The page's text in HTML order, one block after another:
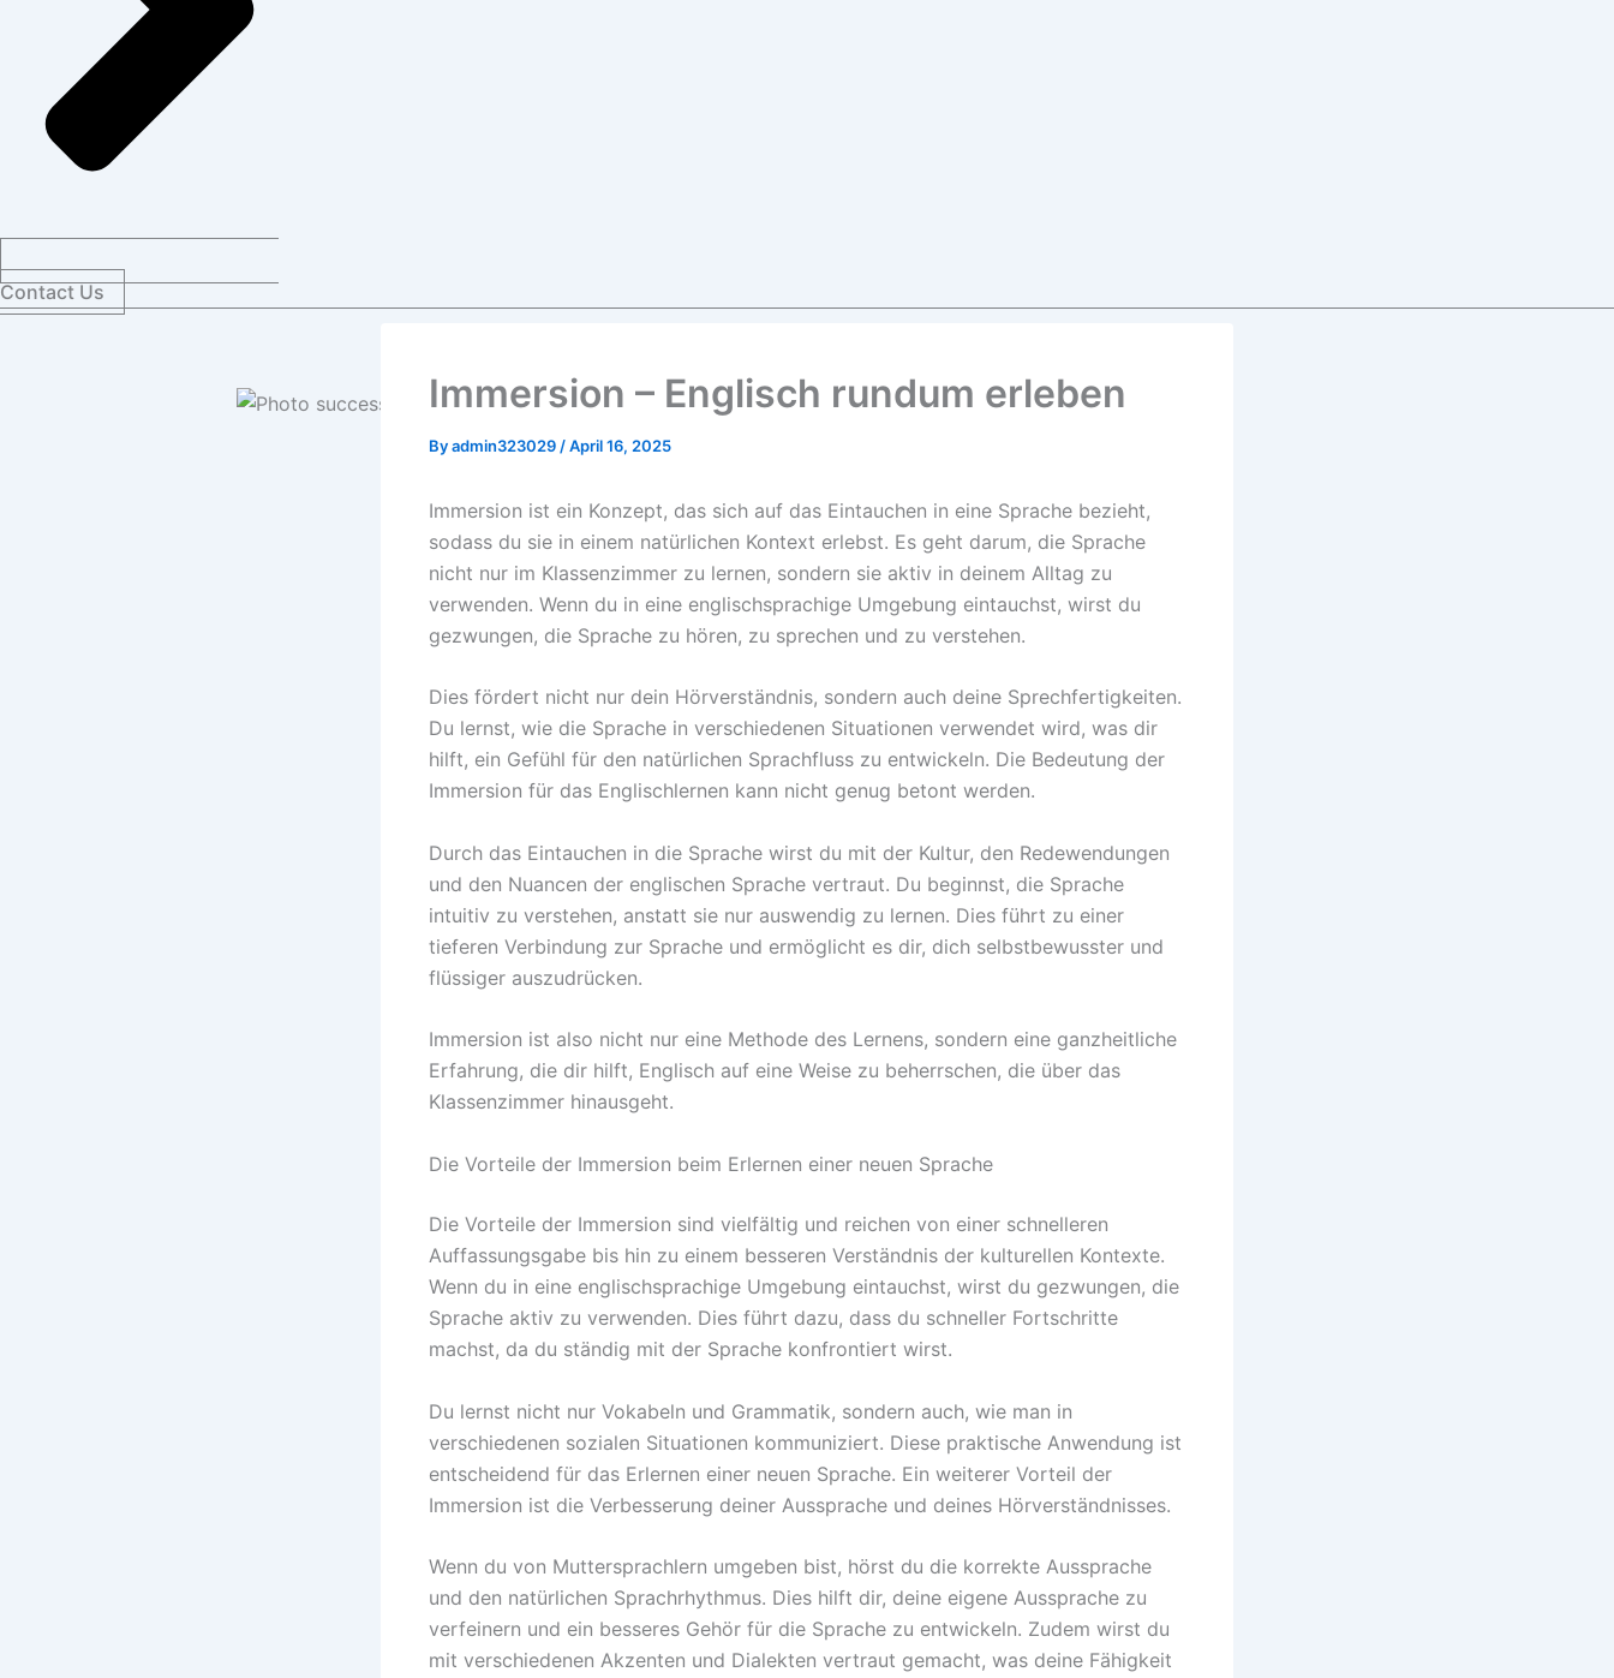
Contact Us
Immersion – Englisch rundum erleben
Byadmin323029 /April 16, 2025
Immersion ist ein Konzept, das sich auf das Eintauchen in eine Sprache bezieht,
sodass du sie in einem natürlichen Kontext erlebst. Es geht darum, die Sprache
nicht nur im Klassenzimmer zu lernen, sondern sie aktiv in deinem Alltag zu
verwenden. Wenn du in eine englischsprachige Umgebung eintauchst, wirst du
gezwungen, die Sprache zu hören, zu sprechen und zu verstehen.
Dies fördert nicht nur dein Hörverständnis, sondern auch deine Sprechfertigkeiten.
Du lernst, wie die Sprache in verschiedenen Situationen verwendet wird, was dir
hilft, ein Gefühl für den natürlichen Sprachfluss zu entwickeln. Die Bedeutung der
Immersion für das Englischlernen kann nicht genug betont werden.
Durch das Eintauchen in die Sprache wirst du mit der Kultur, den Redewendungen
und den Nuancen der englischen Sprache vertraut. Du beginnst, die Sprache
intuitiv zu verstehen, anstatt sie nur auswendig zu lernen. Dies führt zu einer
tieferen Verbindung zur Sprache und ermöglicht es dir, dich selbstbewusster und
flüssiger auszudrücken.
Immersion ist also nicht nur eine Methode des Lernens, sondern eine ganzheitliche
Erfahrung, die dir hilft, Englisch auf eine Weise zu beherrschen, die über das
Klassenzimmer hinausgeht.
Die Vorteile der Immersion beim Erlernen einer neuen Sprache
Die Vorteile der Immersion sind vielfältig und reichen von einer schnelleren
Auffassungsgabe bis hin zu einem besseren Verständnis der kulturellen Kontexte.
Wenn du in eine englischsprachige Umgebung eintauchst, wirst du gezwungen, die
Sprache aktiv zu verwenden. Dies führt dazu, dass du schneller Fortschritte
machst, da du ständig mit der Sprache konfrontiert wirst.
Du lernst nicht nur Vokabeln und Grammatik, sondern auch, wie man in
verschiedenen sozialen Situationen kommuniziert. Diese praktische Anwendung ist
entscheidend für das Erlernen einer neuen Sprache. Ein weiterer Vorteil der
Immersion ist die Verbesserung deiner Aussprache und deines Hörverständnisses.
Wenn du von Muttersprachlern umgeben bist, hörst du die korrekte Aussprache
und den natürlichen Sprachrhythmus. Dies hilft dir, deine eigene Aussprache zu
verfeinern und ein besseres Gehör für die Sprache zu entwickeln. Zudem wirst du
mit verschiedenen Akzenten und Dialekten vertraut gemacht, was deine Fähigkeit